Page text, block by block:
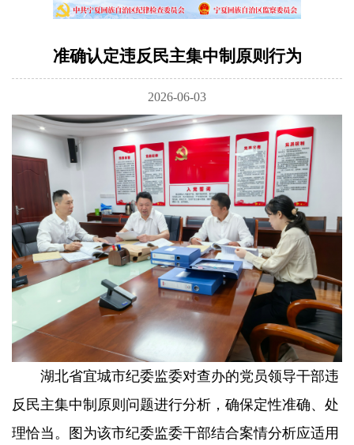
准确认定违反民主集中制原则行为
2026-06-03
湖北省宜城市纪委监委对查办的党员领导干部违
反民主集中制原则问题进行分析，确保定性准确、处
理恰当。图为该市纪委监委干部结合案情分析应适用